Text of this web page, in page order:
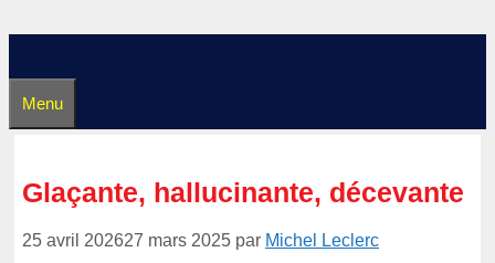
Menu
Glaçante, hallucinante, décevante
25 avril 202627 mars 2025 par Michel Leclerc